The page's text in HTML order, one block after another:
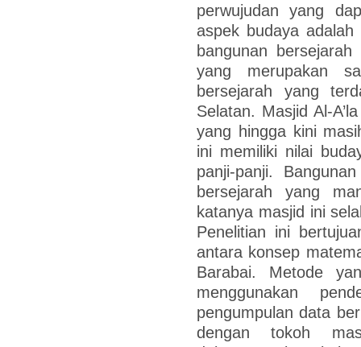
perwujudan yang
aspek budaya
bangunan
yang merupakan
bersejarah yang
Selatan. Masjid Al-
yang hingga kini
ini memiliki nilai
panji-panji.
bersejarah yang
katanya masjid ini
Penelitian ini
antara konsep
Barabai. Metode
menggunakan
pengumpulan data
dengan tokoh